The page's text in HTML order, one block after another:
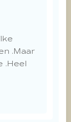
.Maar
.Heel